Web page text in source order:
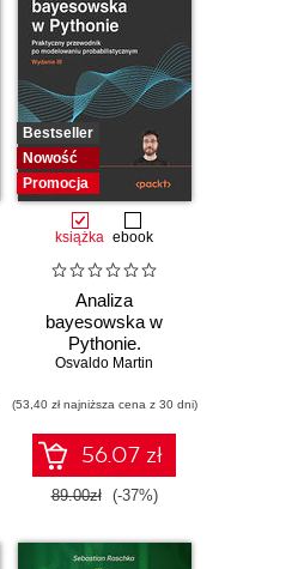
Herbert Bos
Bestseller
Nowość
Promocja
książka ebook
Analiza
bayesowska w
Pythonie.
Praktyczny
modelowaniu
probabilistycznym.
Wydanie III
Osvaldo Martin
(53,40 zł najniższa cena z 30 dni)
56.07 zł
89.00zł (-37%)